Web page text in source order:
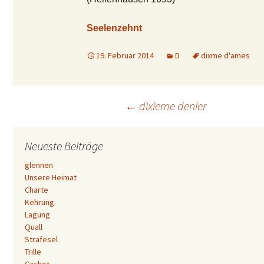
Seelenzehnt
19. Februar 2014 D dixme d'ames
Beitrags-
Navigation
← dixieme denier
Neueste Beiträge
glennen
Unsere Heimat
Charte
Kehrung
Lagung
Quall
Strafesel
Trille